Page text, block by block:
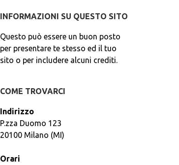
INFORMAZIONI SU QUESTO SITO
Questo può essere un buon posto
per presentare te stesso ed il tuo
sito o per includere alcuni crediti.
COME TROVARCI
Indirizzo
P.zza Duomo 123
20100 Milano (MI)
Orari